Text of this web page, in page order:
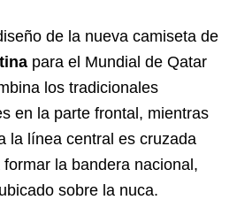
de la nueva camiseta de
para el Mundial de Qatar
los tradicionales
en la parte frontal, mientras
la línea central es cruzada
la bandera nacional,
sobre la nuca.